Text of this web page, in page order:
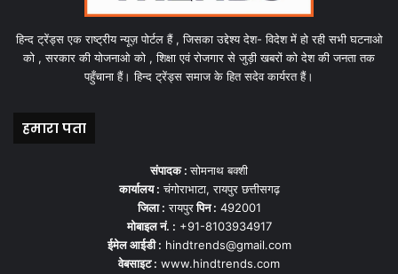
हिन्द ट्रेंड्स एक राष्ट्रीय न्यूज़ पोर्टल हैं , जिसका उद्देश्य देश- विदेश में हो रही सभी घटनाओ
को , सरकार की योजनाओ को , शिक्षा एवं रोजगार से जुड़ी खबरों को देश की जनता तक
पहुँचाना हैं। हिन्द ट्रेंड्स समाज के हित सदेव कार्यरत हैं।
हमारा पता
संपादक :सोमनाथ बक्शी
कार्यालय : चंगोराभाटा, रायपुर छत्तीसगढ़
जिला : रायपुरपिन : 492001
मोबाइल नं. : +91-8103934917
ईमेल आईडी : hindtrends@gmail.com
वेबसाइट : www.hindtrends.com